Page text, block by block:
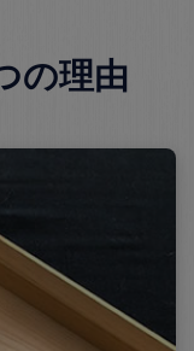
の理由